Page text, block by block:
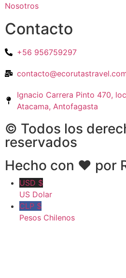
Nosotros
Contacto
+56 956759297
Ignacio Carrera Pinto 470,
Atacama, Antofagasta
© Todos los
reservados
Hecho con ❤ por
USD $
US Dolar
CLP $
Pesos Chilenos